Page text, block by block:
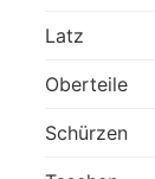
Latz
Oberteile
Schürzen